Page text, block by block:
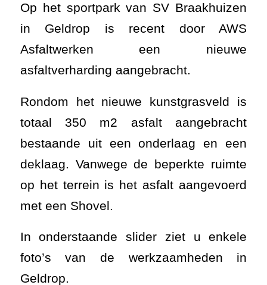
Op het sportpark van SV Braakhuizen
in Geldrop is recent door AWS
Asfaltwerken een nieuwe
asfaltverharding aangebracht.
Rondom het nieuwe kunstgrasveld is
totaal 350 m2 asfalt aangebracht
bestaande uit een onderlaag en een
deklaag. Vanwege de beperkte ruimte
op het terrein is het asfalt aangevoerd
met een Shovel.
In onderstaande slider ziet u enkele
foto’s van de werkzaamheden in
Geldrop.